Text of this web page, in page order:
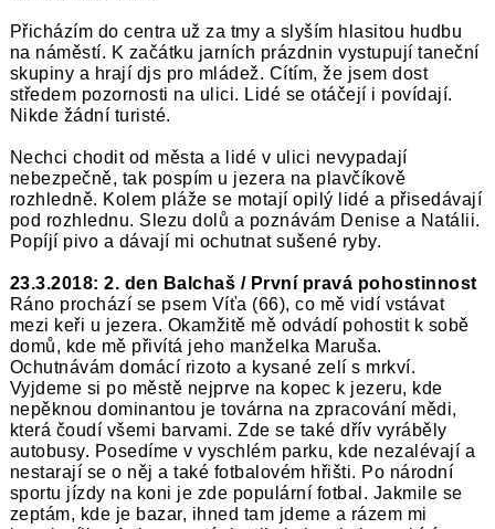
Přicházím do centra už za tmy a slyším hlasitou hudbu
na náměstí. K začátku jarních prázdnin vystupují taneční
skupiny a hrají djs pro mládež. Cítím, že jsem dost
středem pozornosti na ulici. Lidé se otáčejí i povídají.
Nikde žádní turisté.
Nechci chodit od města a lidé v ulici nevypadají
nebezpečně, tak pospím u jezera na plavčíkově
rozhledně. Kolem pláže se motají opilý lidé a přisedávají
pod rozhlednu. Slezu dolů a poznávám Denise a Natálii.
Popíjí pivo a dávají mi ochutnat sušené ryby.
23.3.2018: 2. den Balchaš / První pravá pohostinnost
Ráno prochází se psem Víťa (66), co mě vidí vstávat
mezi keři u jezera. Okamžitě mě odvádí pohostit k sobě
domů, kde mě přivítá jeho manželka Maruša.
Ochutnávám domácí rizoto a kysané zelí s mrkví.
Vyjdeme si po městě nejprve na kopec k jezeru, kde
nepěknou dominantou je továrna na zpracování mědi,
která čoudí všemi barvami. Zde se také dřív vyráběly
autobusy. Posedíme v vyschlém parku, kde nezalévají a
nestarají se o něj a také fotbalovém hřišti. Po národní
sportu jízdy na koni je zde populární fotbal. Jakmile se
zeptám, kde je bazar, ihned tam jdeme a rázem mi